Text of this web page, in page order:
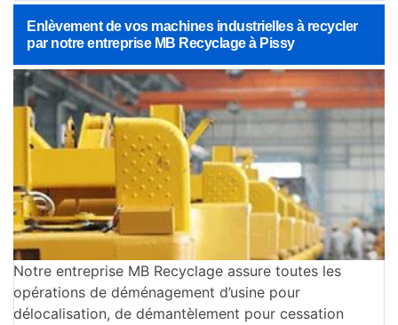
Enlèvement de vos machines industrielles à recycler
par notre entreprise MB Recyclage à Pissy
Notre entreprise MB Recyclage assure toutes les
opérations de déménagement d’usine pour
délocalisation, de démantèlement pour cessation